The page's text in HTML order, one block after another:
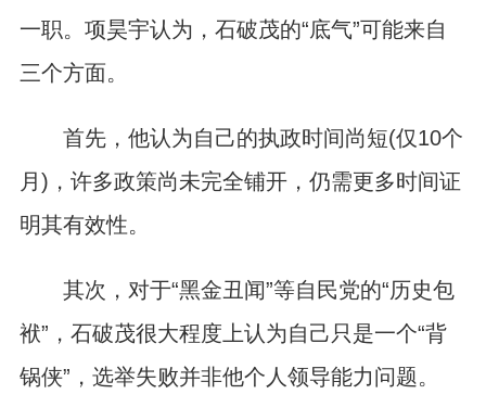
一职。项昊宇认为，石破茂的“底气”可能来自
三个方面。
首先，他认为自己的执政时间尚短(仅10个
月)，许多政策尚未完全铺开，仍需更多时间证
明其有效性。
其次，对于“黑金丑闻”等自民党的“历史包
袱”，石破茂很大程度上认为自己只是一个“背
锅侠”，选举失败并非他个人领导能力问题。